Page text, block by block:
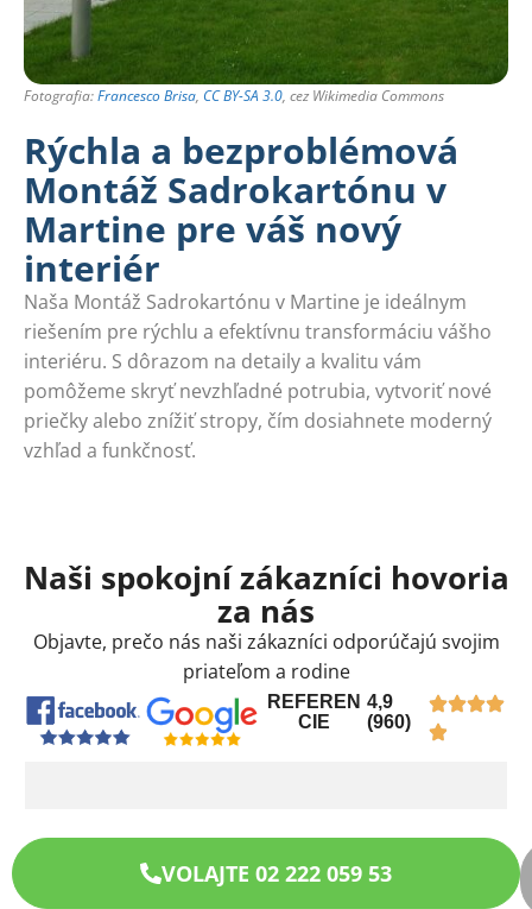
Fotografia:Francesco Brisa, CC BY-SA 3.0, cez Wikimedia Commons
Rýchla a bezproblémová
Montáž Sadrokartónu v
Martine pre váš nový
interiér
Naša Montáž Sadrokartónu v Martine je ideálnym
riešením pre rýchlu a efektívnu transformáciu vášho
interiéru. S dôrazom na detaily a kvalitu vám
pomôžeme skryť nevzhľadné potrubia, vytvoriť nové
priečky alebo znížiť stropy, čím dosiahnete moderný
vzhľad a funkčnosť.
Naši spokojní zákazníci hovoria
za nás
Objavte, prečo nás naši zákazníci odporúčajú svojim
priateľom a rodine
REFEREN
CIE
4,9
(960)
VOLAJTE 02 222 059 53